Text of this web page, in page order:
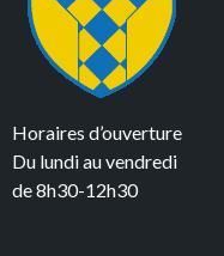
Horaires d’ouverture
Du lundi au vendredi
de 8h30-12h30